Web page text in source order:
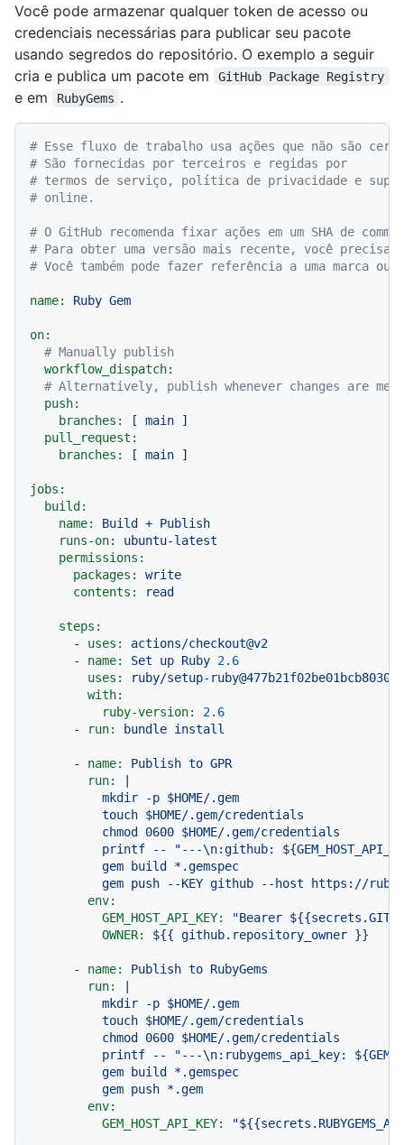
Você pode armazenar qualquer token de acesso ou
credenciais necessárias para publicar seu pacote
usando segredos do repositório. O exemplo a seguir
cria e publica um pacote em
GitHub Package Registry
e em RubyGems .
# Esse fluxo de trabalho usa ações que não são
# São fornecidas por terceiros e regidas por
# termos de serviço, política de privacidade e
# online.
# O GitHub recomenda fixar ações em um SHA de
# Para obter uma versão mais recente, você
# Você também pode fazer referência a uma marca
name: Ruby Gem
on:
# Manually publish
workflow_dispatch:
# Alternatively, publish whenever changes are
push:
branches:
[ main ]
pull_request:
branches:
[ main ]
jobs:
build:
name:
Build + Publish
runs-on:
ubuntu-latest
permissions:
packages:
write
contents:
read
steps:
-
uses:
actions/checkout@v2
-
name: Set up Ruby 2.6
uses:
ruby/setup-
with:
ruby-version:
2.6
-
run: bundle install
- name: Publish to GPR
run:
          mkdir -p $HOME/.gem
          touch $HOME/.gem/credentials
          chmod 0600 $HOME/.gem/credentials
printf -- "---\n:github:
          gem build *.gemspec
env:
GEM_HOST_API_KEY:
"Bearer $
OWNER:
${{ github.repository_owner }}
- name: Publish to RubyGems
run:
          mkdir -p $HOME/.gem
          touch $HOME/.gem/credentials
          chmod 0600 $HOME/.gem/credentials
printf -- "---\n:rubygems_api_key:
          gem build *.gemspec
env:
GEM_HOST_API_KEY:
"$